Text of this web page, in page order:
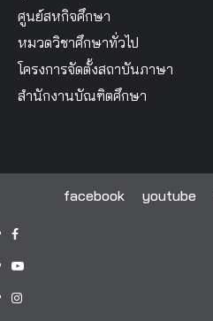
ศูนย์สหกิจศึกษา
หมวดวิชาศึกษาทั่วไป
โครงการจัดตั้งสถาบันภาษา
สำนักงานบัณฑิตศึกษา
facebook youtube
facebook
youtube
instagram